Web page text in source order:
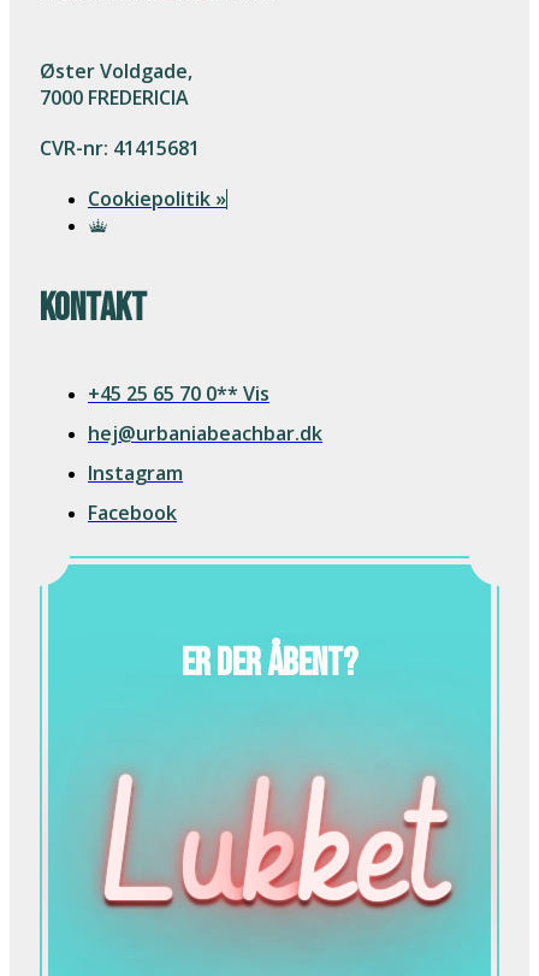
Øster Voldgade,
7000 FREDERICIA
CVR-nr: 41415681
Cookiepolitik »
Kontakt
+45 25 65 70 0** Vis
hej@urbaniabeachbar.dk
Instagram
Facebook
Er der åbent?
Lukket